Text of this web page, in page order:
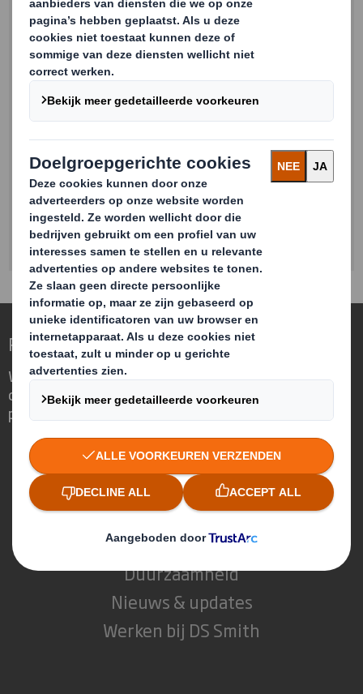
Ja, ik ga akkoord dat DS Smith contact met mij
opneemt of informatie stuurt over producten en
diensten.
Ik kan mijn toestemming voor
via de afmeldlink in de e-mail berichten.Voor meer
informatie over hoe DS Smith uw gegevens
beheert, gebruikt en beschermt, leest u onze
Submit
Redefining Packaging for a Changing World
We are different because we see the
opportunity for packaging to play a
powerful role in the world around us.
Wie wij zijn
Over DS Smith
Over International Paper
Duurzaamheid
Nieuws & updates
Werken bij DS Smith